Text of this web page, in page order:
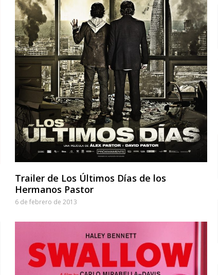
Trailer de Los Últimos Días de los
Hermanos Pastor
6 de febrero de 2013